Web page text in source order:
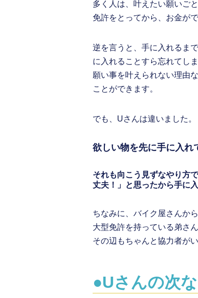
多く人は、叶えたい願いご
免許をとってから、お金が
逆を言うと、手に入れるま
に入れることすら忘れてし
願い事を叶えられない理由
ことができます。
でも、Uさんは違いました。
欲しい物を先に手に入れ
それも向こう見ずなやり方
丈夫！」と思ったから手に入
ちなみに、バイク屋さんか
大型免許を持っている弟さ
その辺もちゃんと協力者が
●Uさんの次